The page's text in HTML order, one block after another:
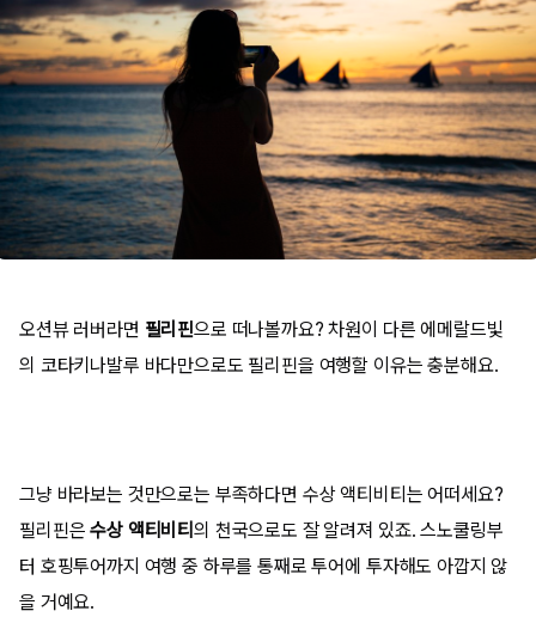
오션뷰 러버라면 필리핀으로 떠나볼까요? 차원이 다른 에메랄드빛
의 코타키나발루 바다만으로도 필리핀을 여행할 이유는 충분해요.
그냥 바라보는 것만으로는 부족하다면 수상 액티비티는 어떠세요?
필리핀은수상 액티비티의 천국으로도 잘 알려져 있죠. 스노쿨링부
터 호핑투어까지 여행 중 하루를 통째로 투어에 투자해도 아깝지 않
을 거예요.